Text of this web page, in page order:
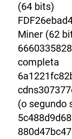
(64 bits)
Miner (62
completa
(o segundo